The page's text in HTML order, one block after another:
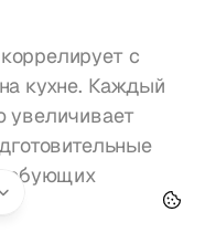
с
кухне. Каждый
увеличивает